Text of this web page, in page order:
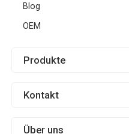
Über uns
Blog
OEM
Produkte
Kontakt